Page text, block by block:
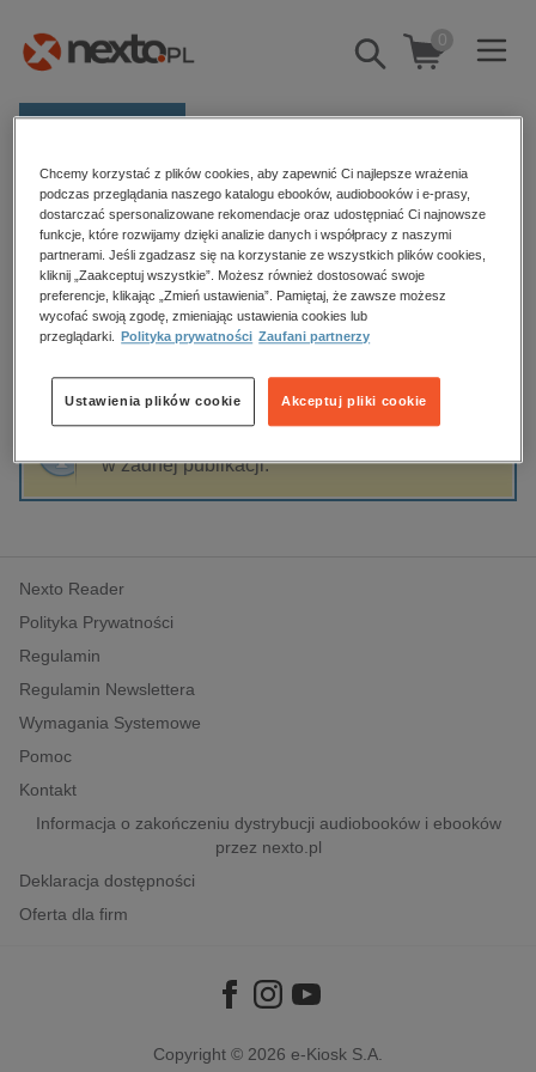
Pokaż/schowaj
wyszukiwarkę
0
Kategorie
Zobacz wszystkie E-prasa
budownictwo, aranżacja wnętrz
biznesowe, branżowe, gospodarka
dzienniki
edukacja
hobby, sport, rozrywka
komputery, internet, technologie, informatyka
polityka, społeczno-informacyjne
psychologiczne
inne
popularno-naukowe
historia
Strona główna Marta Kumik
Marta Kumik
Sortowanie Filtrowanie
w żadnej publikacji.
Nexto Reader
Polityka Prywatności
Regulamin
Regulamin Newslettera
Wymagania Systemowe
Pomoc
Kontakt
Informacja o zakończeniu dystrybucji audiobooków i ebooków
przez nexto.pl
Deklaracja dostępności
Oferta dla firm
Copyright © 2026 e-Kiosk S.A.
Chcemy korzystać z plików cookies, aby zapewnić Ci najlepsze wrażenia
podczas przeglądania naszego katalogu ebooków, audiobooków i e-prasy,
dostarczać spersonalizowane rekomendacje oraz udostępniać Ci najnowsze
funkcje, które rozwijamy dzięki analizie danych i współpracy z naszymi
partnerami. Jeśli zgadzasz się na korzystanie ze wszystkich plików cookies,
kliknij „Zaakceptuj wszystkie”. Możesz również dostosować swoje
preferencje, klikając „Zmień ustawienia”. Pamiętaj, że zawsze możesz
wycofać swoją zgodę, zmieniając ustawienia cookies lub
przeglądarki.
Polityka prywatności Zaufani partnerzy
Akceptuj pliki cookie
Ustawienia plików cookie